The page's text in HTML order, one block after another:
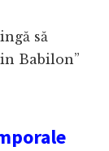
să
Babilon”